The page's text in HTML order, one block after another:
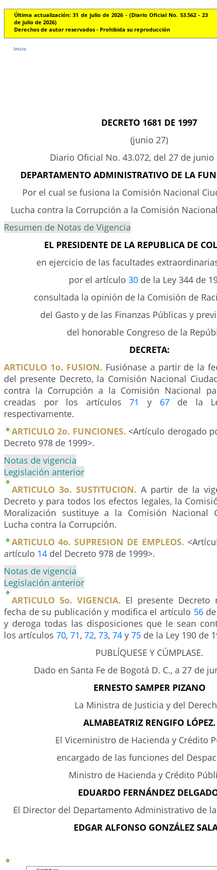
Última actualización: 31 de julio de 2026 - (Diario Oficial No. 53.562 - 23
de julio de 2026)
Derechos de autor reservados - Prohibida su reproducción
Inicio
DECRETO 1681 DE 1997
(junio 27)
Diario Oficial No. 43.072, del 27 de junio
DEPARTAMENTO ADMINISTRATIVO DE LA
Por el cual se fusiona la Comisión Nacional
Lucha contra la Corrupción a la Comisión
Resumen de Notas de Vigencia
EL PRESIDENTE DE LA REPUBLICA DE
en ejercicio de las facultades
por el artículo 30 de la Ley 344 de
consultada la opinión de la Comisión de
del Gasto y de las Finanzas Públicas y
del honorable Congreso de la
DECRETA:
ARTICULO 1o. FUSION. Fusiónase a partir de la
del presente Decreto, la Comisión Nacional
contra la Corrupción a la Comisión Nacional
creadas por los artículos71 y 67de la
respectivamente.
ARTICULO 2o. FUNCIONES. <Artículo derogado
Decreto 978 de 1999>.
Notas de vigencia
Legislación anterior
ARTICULO 3o. SUSTITUCION. A partir de la
Decreto y para todos los efectos legales, la
Moralización sustituye a la Comisión Nacional
Lucha contra la Corrupción.
ARTICULO 4o. SUPRESION DE EMPLEOS.
artículo 14 del Decreto 978 de 1999>.
Notas de vigencia
Legislación anterior
ARTICULO 5o. VIGENCIA. El presente
fecha de su publicación y modifica el artículo 56de
y deroga todas las disposiciones que le sean
los artículos 70, 71, 72, 73, 74 y 75 de la Ley 190 de
PUBLÍQUESE Y CÚMPLASE.
Dado en Santa Fe de Bogotá D. C., a 27 de
ERNESTO SAMPER PIZANO
La Ministra de Justicia y del
ALMABEATRIZ RENGIFO LÓPEZ.
El Viceministro de Hacienda y Crédito
encargado de las funciones del
Ministro de Hacienda y Crédito
EDUARDO FERNÁNDEZ
El Director del Departamento Administrativo de
EDGAR ALFONSO GONZÁLEZ